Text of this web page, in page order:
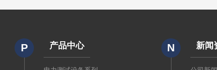
P 产品中心 N 新闻